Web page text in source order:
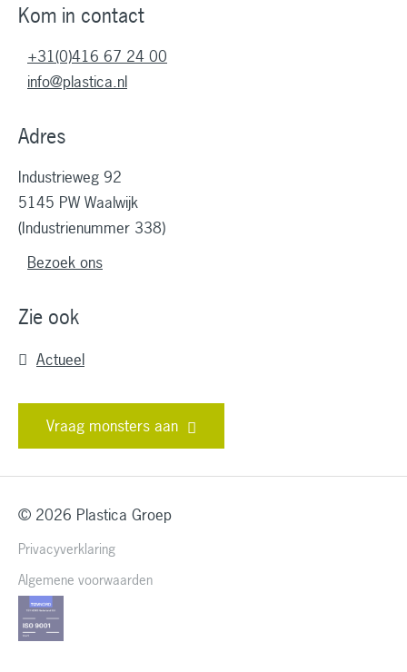
Kom in contact
+31(0)416 67 24 00
info@plastica.nl
Adres
Industrieweg 92
5145 PW Waalwijk
(Industrienummer 338)
Bezoek ons
Zie ook
Actueel
Vraag monsters aan
© 2026 Plastica Groep
Privacyverklaring
Algemene voorwaarden